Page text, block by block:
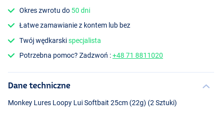
Okres zwrotu do 50 dni
Łatwe zamawianie z kontem lub bez
Twój wędkarskispecjalista
Potrzebna pomoc? Zadzwoń :+48 71 8811020
Dane techniczne
Monkey Lures Loopy Lui Softbait 25cm (22g) (2 Sztuki)